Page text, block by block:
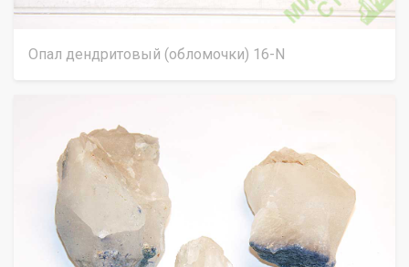
Опал дендритовый (обломочки) 16-N